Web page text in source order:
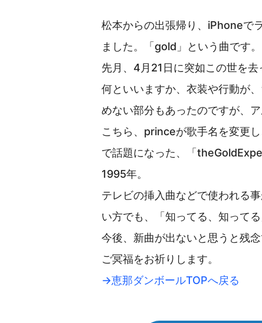
松本からの出張帰り、iPhoneで
ました。「gold」という曲です。
先月、4月21日に突如この世を去
何といいますか、衣装や行動が
めない部分もあったのですが、
こちら、princeが歌手名を変更
で話題になった、「
1995年。
テレビの挿入曲などで使われる
い方でも、「知ってる、知って
今後、新曲が出ないと思うと残念
ご冥福をお祈りします。
→恵那ダンボールTOPへ戻る